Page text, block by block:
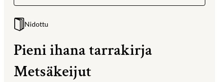
Nidottu
Pieni ihana tarrakirja
Metsäkeijut